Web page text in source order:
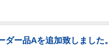
ダー品Aを追加致しました。